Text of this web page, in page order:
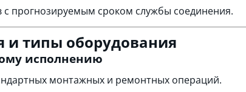
прогнозируемым сроком службы соединения.
и типы оборудования
исполнению
монтажных и ремонтных операций.